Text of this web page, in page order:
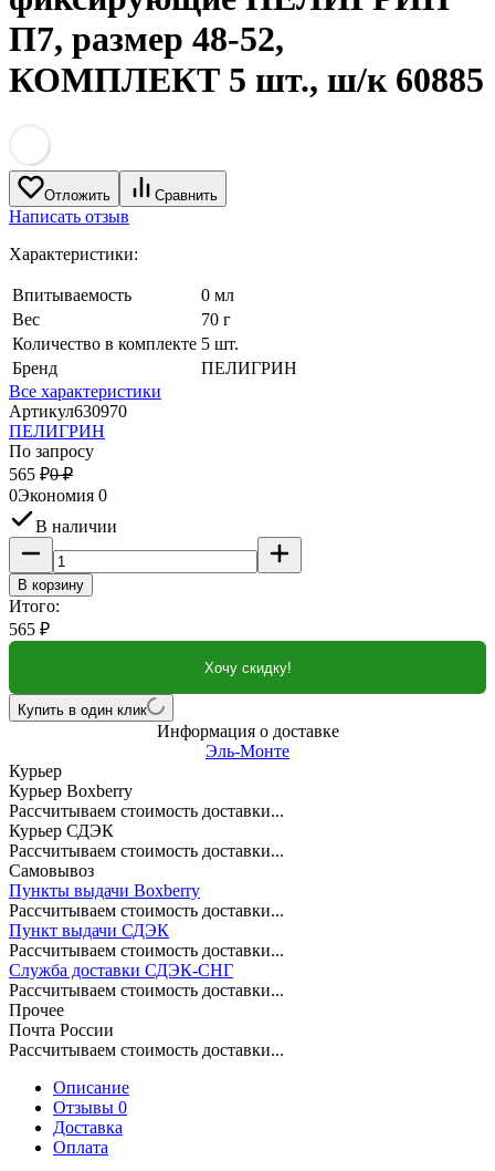
П7, размер 48-52,
КОМПЛЕКТ 5 шт., ш/к 60885
Отложить Сравнить
Написать отзыв
Характеристики:
Впитываемость
0 мл
Вес
70 г
Количество в комплекте 5 шт.
Бренд
ПЕЛИГРИН
Все характеристики
Артикул630970
ПЕЛИГРИН
По запросу
565 ₽0 ₽
0Экономия 0
В наличии
В корзину
Итого:
565 ₽
Хочу скидку!
Купить в один клик
Информация о доставке
Эль-Монте
Курьер
Курьер Boxberry
Рассчитываем стоимость доставки...
Курьер СДЭК
Рассчитываем стоимость доставки...
Самовывоз
Пункты выдачи Boxberry
Рассчитываем стоимость доставки...
Пункт выдачи СДЭК
Рассчитываем стоимость доставки...
Служба доставки СДЭК-СНГ
Рассчитываем стоимость доставки...
Прочее
Почта России
Рассчитываем стоимость доставки...
Описание
Отзывы 0
Доставка
Оплата